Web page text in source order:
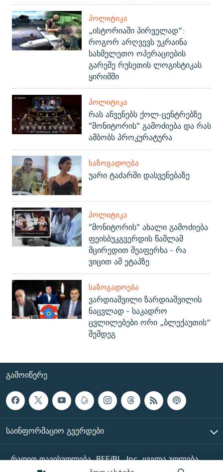
ᲞᲝᲚᲘᲢᲘᲙᲐ
„ისტორიაში პირველად“:
როგორ არღვევს უკრაინა
სახმელეთო ოპერაციების
გარეშე რუსეთის ლოგისტიკას
ყირიმში
ᲞᲝᲚᲘᲢᲘᲙᲐ
რას აჩვენებს ქოლ-ცენტრებზე
"მონიტორის" გამოძიება და რას
ამბობს პროკურატურა
ᲡᲐᲖᲝᲒᲐᲓᲝᲔᲑᲐ
უარი ტაძარში დასვენებაზე
ᲞᲝᲚᲘᲢᲘᲙᲐ
"მონიტორის" ახალი გამოძიება
ფეისბუკგვერდის წაშლამ
მცირედით შეაფერხა - რა
ვიცით ამ ეტაპზე
ᲡᲐᲖᲝᲒᲐᲓᲝᲔᲑᲐ
ვარდიაშვილი ზარდიაშვილის
ნაცვლად - საკადრო
ცვლილებები ორი „ბლექაუთის“
შემდეგ
ᲒᲐᲛᲝᲘᲬᲔᲠᲔ
ᲡᲐᲘᲜᲤᲝᲠᲛᲐᲪᲘᲝ ᲒᲕᲔᲠᲓᲔᲑᲘ
რადიო თავისუფლება, RFE/RL, Inc. ყველა უფლება